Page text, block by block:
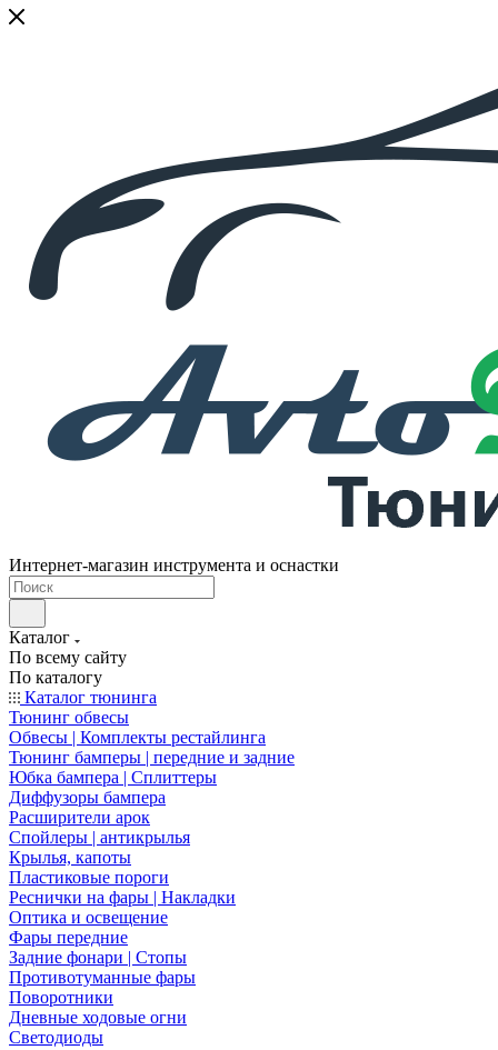
Интернет-магазин инструмента и оснастки
Каталог
По всему сайту
По каталогу
Каталог тюнинга
Тюнинг обвесы
Обвесы | Комплекты рестайлинга
Тюнинг бамперы | передние и задние
Юбка бампера | Сплиттеры
Диффузоры бампера
Расширители арок
Спойлеры | антикрылья
Крылья, капоты
Пластиковые пороги
Реснички на фары | Накладки
Оптика и освещение
Фары передние
Задние фонари | Стопы
Противотуманные фары
Поворотники
Дневные ходовые огни
Светодиоды